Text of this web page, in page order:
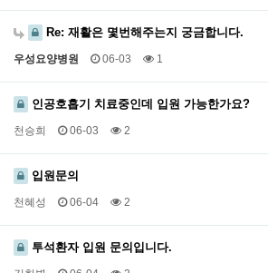
Re: 재활은 몇번해주는지 궁금합니다.
우성요양병원 06-03 1
인공호흡기 치료중인데 입원 가능한가요?
천승희 06-03 2
입원문의
천혜성 06-04 2
투석환자 입원 문의입니다.